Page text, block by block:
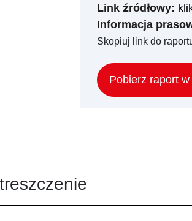
Link źródłowy:
Informacja
Skopiuj link do
Pobierz raport